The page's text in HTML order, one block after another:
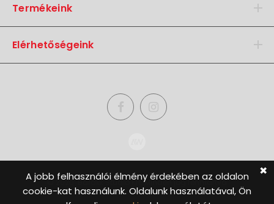
Termékeink
Elérhetőségeink
© 2020. Barakk Studio Kft. Minden jog fenntartva
A jobb felhasználói élmény érdekében az oldalon
cookie-kat használunk. Oldalunk használatával, Ön
✖